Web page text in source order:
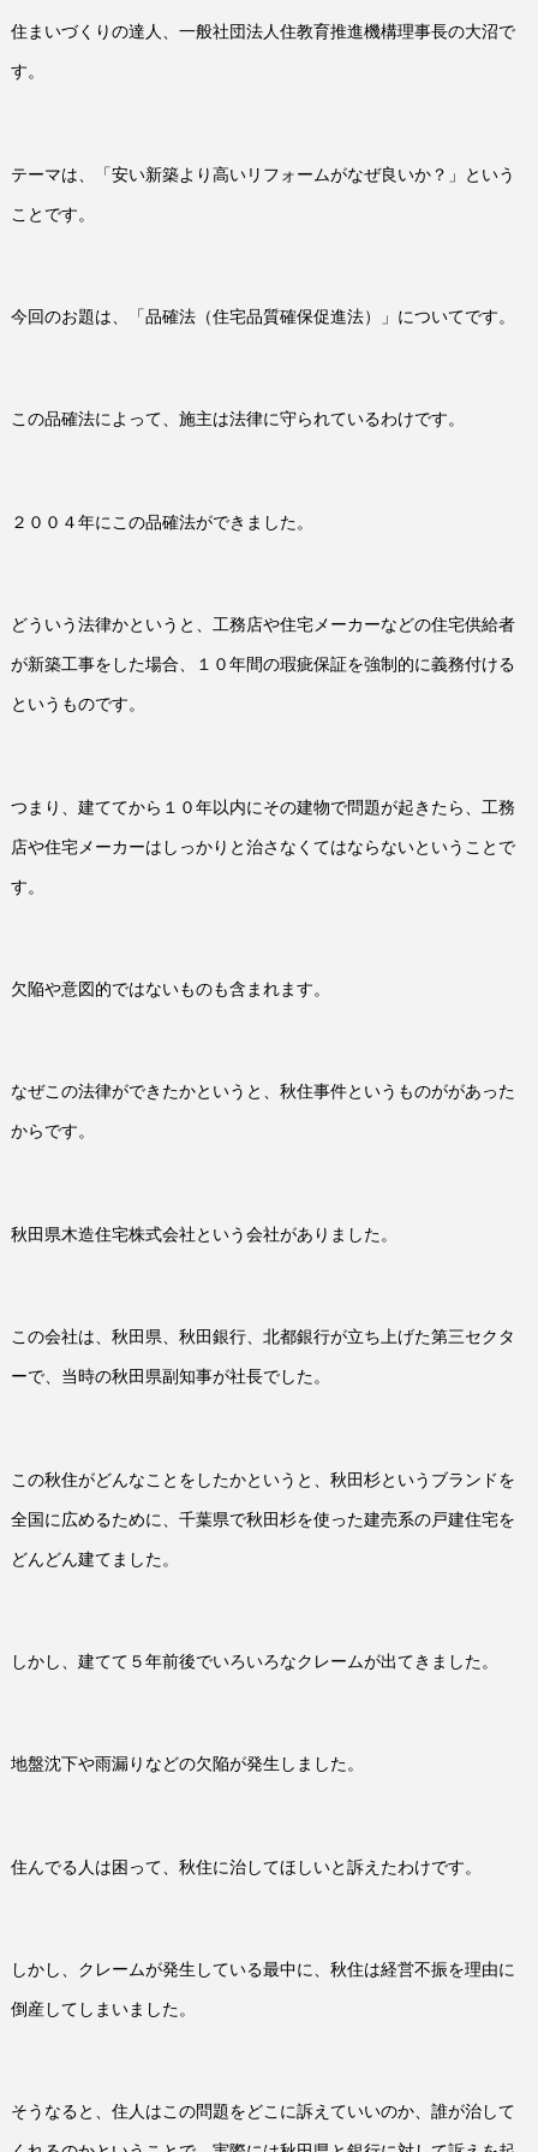
住まいづくりの達人、一般社団法人住教育推進機構理事長の大沼で
す。
テーマは、「安い新築より高いリフォームがなぜ良いか？」という
ことです。
今回のお題は、「品確法（住宅品質確保促進法）」についてです。
この品確法によって、施主は法律に守られているわけです。
２００４年にこの品確法ができました。
どういう法律かというと、工務店や住宅メーカーなどの住宅供給者
が新築工事をした場合、１０年間の瑕疵保証を強制的に義務付ける
というものです。
つまり、建ててから１０年以内にその建物で問題が起きたら、工務
店や住宅メーカーはしっかりと治さなくてはならないということで
す。
欠陥や意図的ではないものも含まれます。
なぜこの法律ができたかというと、秋住事件というものががあった
からです。
秋田県木造住宅株式会社という会社がありました。
この会社は、秋田県、秋田銀行、北都銀行が立ち上げた第三セクタ
ーで、当時の秋田県副知事が社長でした。
この秋住がどんなことをしたかというと、秋田杉というブランドを
全国に広めるために、千葉県で秋田杉を使った建売系の戸建住宅を
どんどん建てました。
しかし、建てて５年前後でいろいろなクレームが出てきました。
地盤沈下や雨漏りなどの欠陥が発生しました。
住んでる人は困って、秋住に治してほしいと訴えたわけです。
しかし、クレームが発生している最中に、秋住は経営不振を理由に
倒産してしまいました。
そうなると、住人はこの問題をどこに訴えていいのか、誰が治して